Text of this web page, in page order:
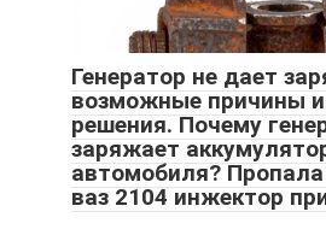
Генератор не дает
возможные причины
решения. Почему
заряжает
автомобиля?
ваз 2104 инжектор